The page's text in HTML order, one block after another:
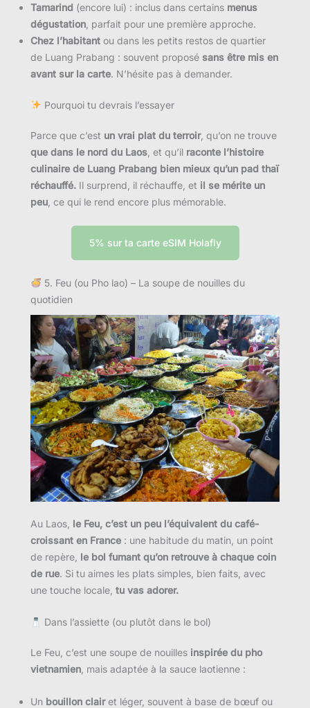
Tamarind (encore lui) : inclus dans certains menus
dégustation , parfait pour une première approche.
Chez l’habitant ou dans les petits restos de quartier
de Luang Prabang : souvent proposé sans être mis en
avant sur la carte. N’hésite pas à demander.
Pourquoi tu devrais l’essayer
Parce que c’est un vrai plat du terroir, qu’on ne trouve
que dans le nord du Laos , et qu’il raconte l’histoire
culinaire de Luang Prabang bien mieux qu’un pad thaï
réchauffé. Il surprend, il réchauffe, et il se mérite un
peu , ce qui le rend encore plus mémorable.
5% sur ta carte eSIM Holafly
5. Feu (ou Pho lao) – La soupe de nouilles du
quotidien
Au Laos, le Feu, c’est un peu l’équivalent du café-
croissant en France : une habitude du matin, un point
de repère, le bol fumant qu’on retrouve à chaque coin
de rue. Si tu aimes les plats simples, bien faits, avec
une touche locale, tu vas adorer.
Dans l’assiette (ou plutôt dans le bol)
Le Feu, c’est une soupe de nouilles inspirée du pho
vietnamien, mais adaptée à la sauce laotienne :
Un bouillon clairet léger, souvent à base de bœuf ou